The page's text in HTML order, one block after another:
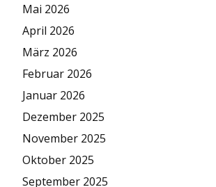
Mai 2026
April 2026
März 2026
Februar 2026
Januar 2026
Dezember 2025
November 2025
Oktober 2025
September 2025